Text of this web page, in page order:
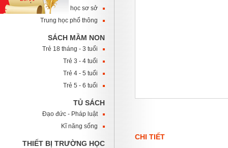
Trung học sơ sở
Trung học phổ thông
SÁCH MẦM NON
Trẻ 18 tháng - 3 tuổi
Trẻ 3 - 4 tuổi
Trẻ 4 - 5 tuổi
Trẻ 5 - 6 tuổi
TỦ SÁCH
Đạo đức - Pháp luật
Kĩ năng sống
THIẾT BỊ TRƯỜNG HỌC
CHI TIẾT